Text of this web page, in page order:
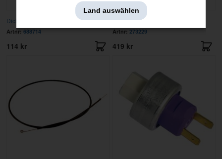
Dichtung
Artnr: 688714
114 kr
Dichtungssatz kompressor A/C
Artnr: 273229
419 kr
Land auswählen